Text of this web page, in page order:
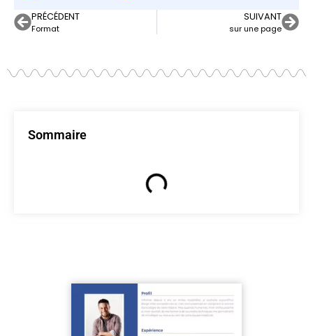
PRÉCÉDENT
Format
SUIVANT
sur une page
Sommaire